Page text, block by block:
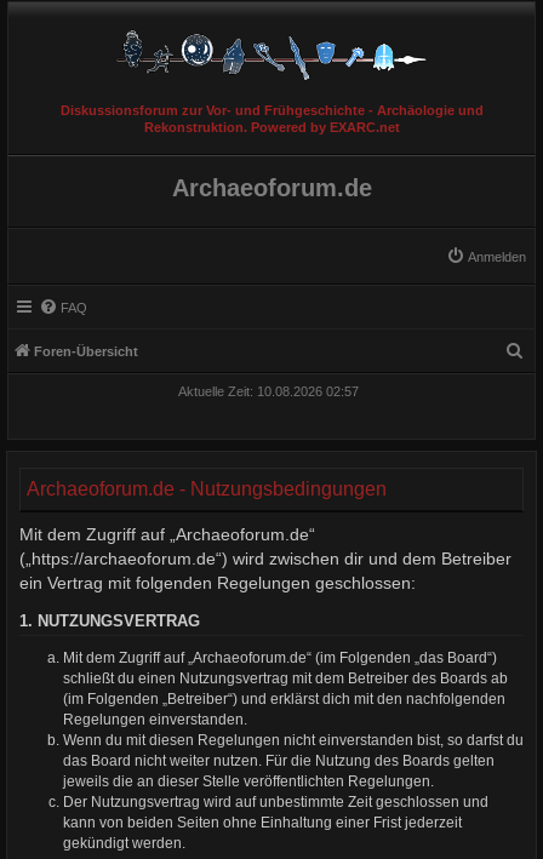
Diskussionsforum zur Vor- und Frühgeschichte - Archäologie und
Rekonstruktion. Powered by EXARC.net
Archaeoforum.de
Anmelden
FAQ
Foren-Übersicht
Aktuelle Zeit: 10.08.2026 02:57
Archaeoforum.de - Nutzungsbedingungen
Mit dem Zugriff auf „Archaeoforum.de“
(„https://archaeoforum.de“) wird zwischen dir und dem Betreiber
ein Vertrag mit folgenden Regelungen geschlossen:
1. NUTZUNGSVERTRAG
Mit dem Zugriff auf „Archaeoforum.de“ (im Folgenden „das Board“)
schließt du einen Nutzungsvertrag mit dem Betreiber des Boards ab
(im Folgenden „Betreiber“) und erklärst dich mit den nachfolgenden
Regelungen einverstanden.
Wenn du mit diesen Regelungen nicht einverstanden bist, so darfst du
das Board nicht weiter nutzen. Für die Nutzung des Boards gelten
jeweils die an dieser Stelle veröffentlichten Regelungen.
Der Nutzungsvertrag wird auf unbestimmte Zeit geschlossen und
kann von beiden Seiten ohne Einhaltung einer Frist jederzeit
gekündigt werden.